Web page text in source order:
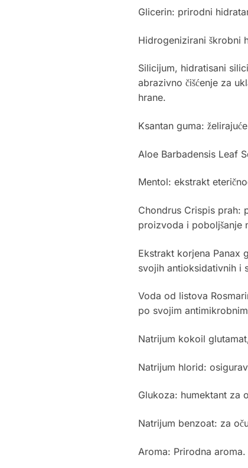
Glicerin: prirodni
Hidrogenizirani škrobni
Silicijum, hidratisani
abrazivno čišćenje za
hrane.
Ksantan guma:
Aloe Barbadensis Leaf
Mentol: ekstrakt
Chondrus Crispis prah:
proizvoda i poboljšanje
Ekstrakt korjena Panax
svojih antioksidativnih i
Voda od listova
po svojim
Natrijum kokoil
Natrijum hlorid:
Glukoza: humektant za
Natrijum benzoat: za
Aroma: Prirodna aroma.